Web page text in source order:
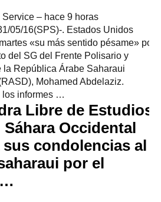
Service – ‎hace 9 horas‎
05/16(SPS)-. Estados Unidos
«su más sentido pésame» por
del SG del Frente Polisario y
la República Árabe Saharaui
Mohamed Abdelaziz.
los informes …
Libre de Estudios
Sáhara Occidental
sus condolencias al
por el
…